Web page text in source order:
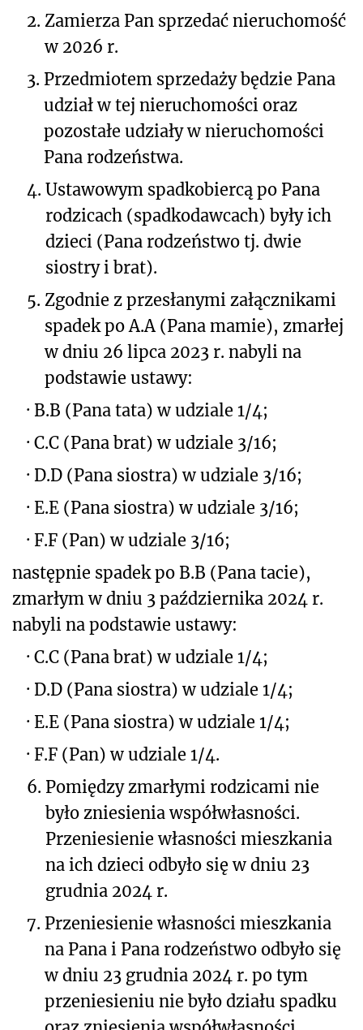
2. Zamierza Pan sprzedać nieruchomość
w 2026 r.
3. Przedmiotem sprzedaży będzie Pana
udział w tej nieruchomości oraz
pozostałe udziały w nieruchomości
Pana rodzeństwa.
4. Ustawowym spadkobiercą po Pana
rodzicach (spadkodawcach) były ich
dzieci (Pana rodzeństwo tj. dwie
siostry i brat).
5. Zgodnie z przesłanymi załącznikami
spadek po A.A (Pana mamie), zmarłej
w dniu 26 lipca 2023 r. nabyli na
podstawie ustawy:
· B.B (Pana tata) w udziale 1/4;
· C.C (Pana brat) w udziale 3/16;
· D.D (Pana siostra) w udziale 3/16;
· E.E (Pana siostra) w udziale 3/16;
· F.F (Pan) w udziale 3/16;
następnie spadek po B.B (Pana tacie),
zmarłym w dniu 3 października 2024 r.
nabyli na podstawie ustawy:
· C.C (Pana brat) w udziale 1/4;
· D.D (Pana siostra) w udziale 1/4;
· E.E (Pana siostra) w udziale 1/4;
· F.F (Pan) w udziale 1/4.
6. Pomiędzy zmarłymi rodzicami nie
było zniesienia współwłasności.
Przeniesienie własności mieszkania
na ich dzieci odbyło się w dniu 23
grudnia 2024 r.
7. Przeniesienie własności mieszkania
na Pana i Pana rodzeństwo odbyło się
w dniu 23 grudnia 2024 r. po tym
przeniesieniu nie było działu spadku